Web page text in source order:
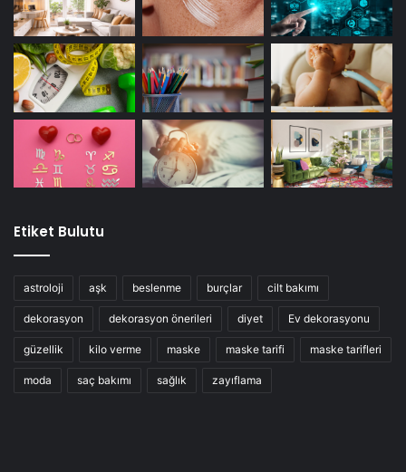
Etiket Bulutu
astroloji aşk beslenme burçlar cilt bakımı
dekorasyon dekorasyon önerileri diyet Ev dekorasyonu
güzellik kilo verme maske maske tarifi maske tarifleri
moda saç bakımı sağlık zayıflama